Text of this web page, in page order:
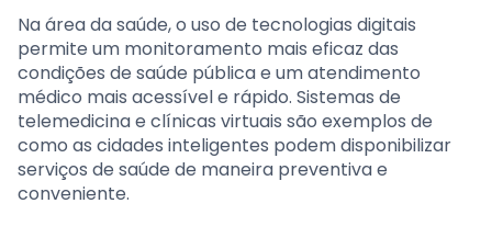
Na área da saúde, o uso de tecnologias digitais
permite um monitoramento mais eficaz das
condições de saúde pública e um atendimento
médico mais acessível e rápido. Sistemas de
telemedicina e clínicas virtuais são exemplos de
como as cidades inteligentes podem disponibilizar
serviços de saúde de maneira preventiva e
conveniente.